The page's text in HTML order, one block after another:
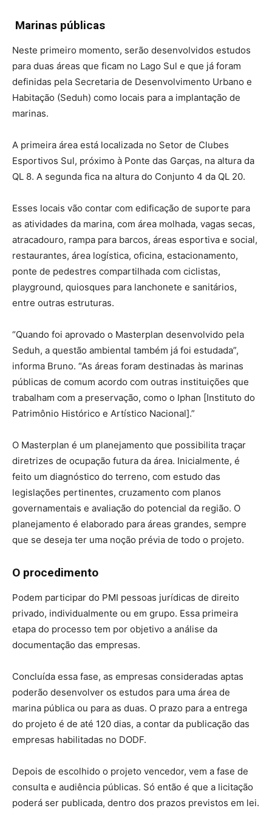
Marinas públicas
Neste primeiro momento, serão desenvolvidos estudos
para duas áreas que ficam no Lago Sul e que já foram
definidas pela Secretaria de Desenvolvimento Urbano e
Habitação (Seduh) como locais para a implantação de
marinas.
A primeira área está localizada no Setor de Clubes
Esportivos Sul, próximo à Ponte das Garças, na altura da
QL 8. A segunda fica na altura do Conjunto 4 da QL 20.
Esses locais vão contar com edificação de suporte para
as atividades da marina, com área molhada, vagas secas,
atracadouro, rampa para barcos, áreas esportiva e social,
restaurantes, área logística, oficina, estacionamento,
ponte de pedestres compartilhada com ciclistas,
playground, quiosques para lanchonete e sanitários,
entre outras estruturas.
“Quando foi aprovado o Masterplan desenvolvido pela
Seduh, a questão ambiental também já foi estudada”,
informa Bruno. “As áreas foram destinadas às marinas
públicas de comum acordo com outras instituições que
trabalham com a preservação, como o Iphan [Instituto do
Patrimônio Histórico e Artístico Nacional].”
O Masterplan é um planejamento que possibilita traçar
diretrizes de ocupação futura da área. Inicialmente, é
feito um diagnóstico do terreno, com estudo das
legislações pertinentes, cruzamento com planos
governamentais e avaliação do potencial da região. O
planejamento é elaborado para áreas grandes, sempre
que se deseja ter uma noção prévia de todo o projeto.
O procedimento
Podem participar do PMI pessoas jurídicas de direito
privado, individualmente ou em grupo. Essa primeira
etapa do processo tem por objetivo a análise da
documentação das empresas.
Concluída essa fase, as empresas consideradas aptas
poderão desenvolver os estudos para uma área de
marina pública ou para as duas. O prazo para a entrega
do projeto é de até 120 dias, a contar da publicação das
empresas habilitadas no DODF.
Depois de escolhido o projeto vencedor, vem a fase de
consulta e audiência públicas. Só então é que a licitação
poderá ser publicada, dentro dos prazos previstos em lei.